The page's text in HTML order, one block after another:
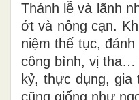
Thánh lễ và lãnh
ớt và nông cạn.
niệm thế tục,
công bình, vị tha…
kỷ, thực dụng,
cũng giống như